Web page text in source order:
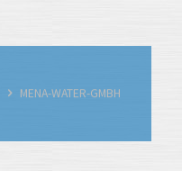
MENA-WATER-GMBH